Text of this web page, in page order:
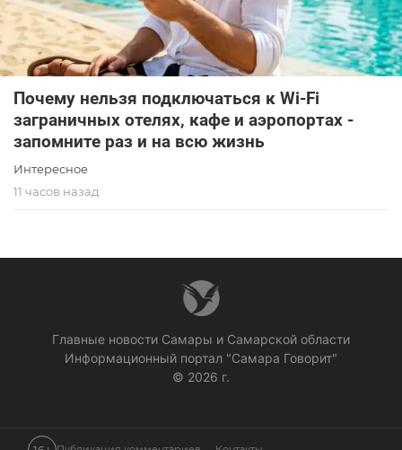
Почему нельзя подключаться к Wi-Fi
заграничных отелях, кафе и аэропортах -
запомните раз и на всю жизнь
Интересное
11 часов назад
Главные новости Самары и Самарской области
Информационный портал "Самара Говорит"
© 2026 г.